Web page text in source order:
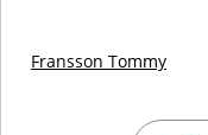
Fransson Tommy